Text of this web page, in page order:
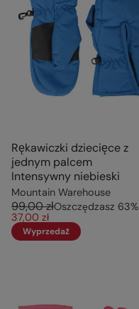
Rękawiczki dziecięce z
jednym palcem
Intensywny niebieski
Mountain Warehouse
99,00 złOszczędzasz 63%
37,00 zł
Wyprzedaż